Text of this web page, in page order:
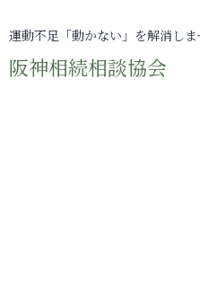
運動不足「動かない」を解消しま
阪神相続相談協会